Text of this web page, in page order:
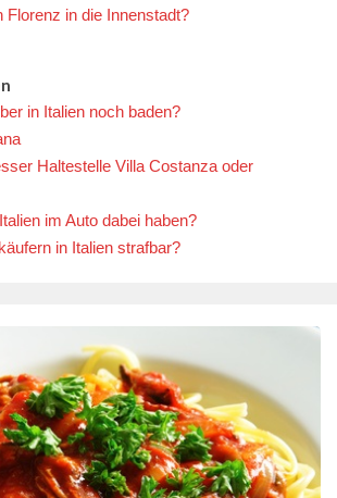
Florenz in die Innenstadt?
in Italien noch baden?
Haltestelle Villa Costanza oder
im Auto dabei haben?
in Italien strafbar?